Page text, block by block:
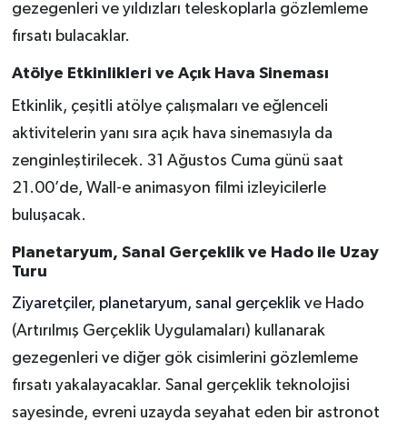
gezegenleri ve yıldızları teleskoplarla gözlemleme
fırsatı bulacaklar.
Atölye Etkinlikleri ve Açık Hava Sineması
Etkinlik, çeşitli atölye çalışmaları ve eğlenceli
aktivitelerin yanı sıra açık hava sinemasıyla da
zenginleştirilecek. 31 Ağustos Cuma günü saat
21.00’de, Wall-e animasyon filmi izleyicilerle
buluşacak.
Planetaryum, Sanal Gerçeklik ve Hado ile Uzay
Turu
Ziyaretçiler, planetaryum, sanal gerçeklikve Hado
(Artırılmış Gerçeklik Uygulamaları) kullanarak
gezegenleri ve diğer gök cisimlerini gözlemleme
fırsatı yakalayacaklar. Sanal gerçeklik teknolojisi
sayesinde, evreni uzayda seyahat eden bir astronot